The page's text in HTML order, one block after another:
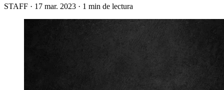
STAFF · 17 mar. 2023 · 1 min de lectura